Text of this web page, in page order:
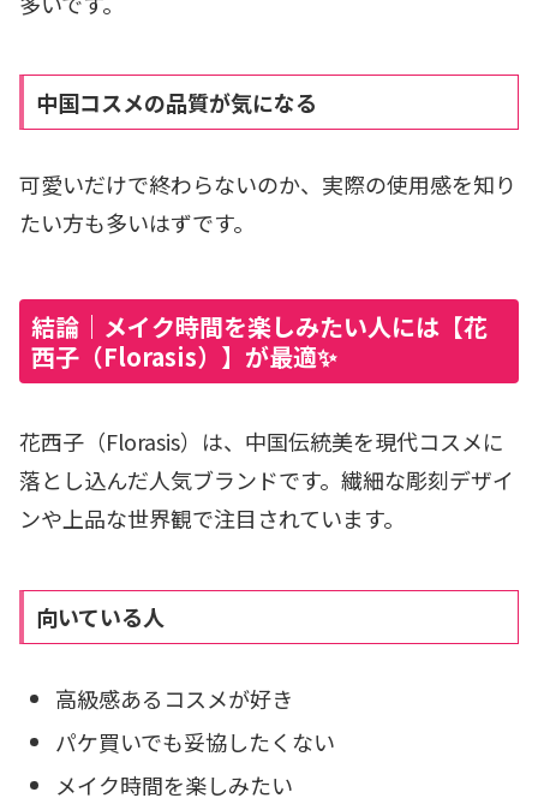
中国コスメの品質が気になる
可愛いだけで終わらないのか、実際の使用感を知り
たい方も多いはずです。
結論｜メイク時間を楽しみたい人には【花
西子（Florasis）】が最適✨
花西子（Florasis）は、中国伝統美を現代コスメに
落とし込んだ人気ブランドです。繊細な彫刻デザイ
ンや上品な世界観で注目されています。
向いている人
高級感あるコスメが好き
パケ買いでも妥協したくない
メイク時間を楽しみたい